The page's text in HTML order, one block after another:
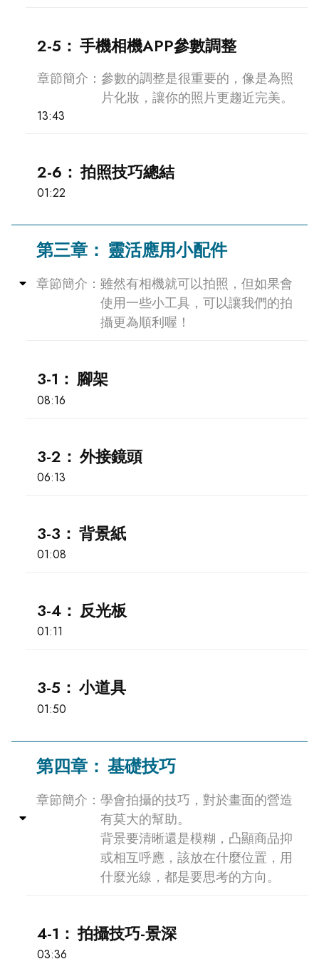
2-5： 手機相機APP參數調整
章節簡介： 參數的調整是很重要的，像是為照
片化妝，讓你的照片更趨近完美。
13:43
2-6： 拍照技巧總結
01:22
Collapse
第三章： 靈活應用小配件
章節簡介： 雖然有相機就可以拍照，但如果會
使用一些小工具，可以讓我們的拍
攝更為順利喔！
3-1： 腳架
08:16
3-2： 外接鏡頭
06:13
3-3： 背景紙
01:08
3-4： 反光板
01:11
3-5： 小道具
01:50
第四章： 基礎技巧
章節簡介： 學會拍攝的技巧，對於畫面的營造
有莫大的幫助。
背景要清晰還是模糊，凸顯商品抑
或相互呼應，該放在什麼位置，用
什麼光線，都是要思考的方向。
4-1： 拍攝技巧-景深
03:36